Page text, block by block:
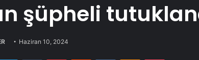
şüpheli
Haziran 10, 2024